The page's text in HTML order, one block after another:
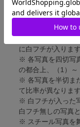
全紙写真
短辺
写真のサイズにつき
※ 宝塚大劇場およ
に白フチが入ります
※ 各写真を四切写
の都合上、（1）～
※ 各写真を半切ま
て比率が異なりま
※ 白フチが入った
白フチ無しの写真
※ スチール写真を